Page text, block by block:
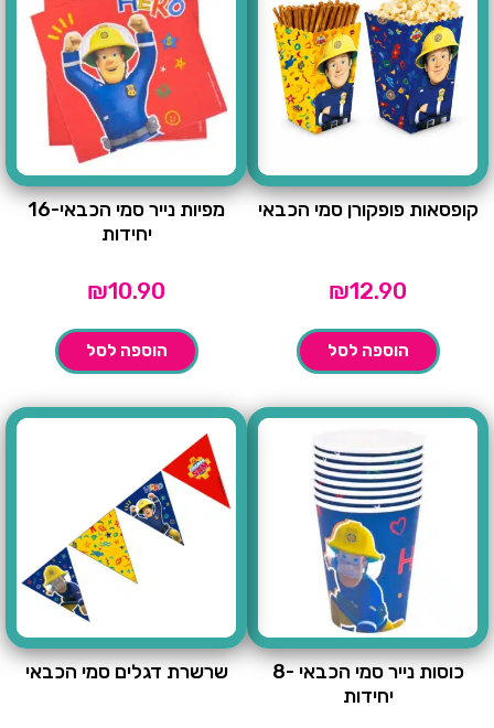
קופסאות פופקורן סמי הכבאי
₪12.90
הוספה לסל
מפיות נייר סמי הכבאי-16
יחידות
₪10.90
הוספה לסל
כוסות נייר סמי הכבאי -8
יחידות
שרשרת דגלים סמי הכבאי